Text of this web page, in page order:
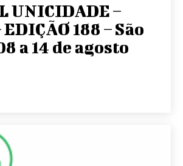
UNICIDADE –
EDIÇÃO 188 – São
a 14 de agosto